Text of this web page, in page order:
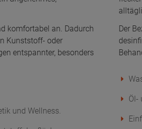
komfortabel an. Dadurch
Kunststoff- oder
entspannter, besonders
und Wellness.
Der
Öl-